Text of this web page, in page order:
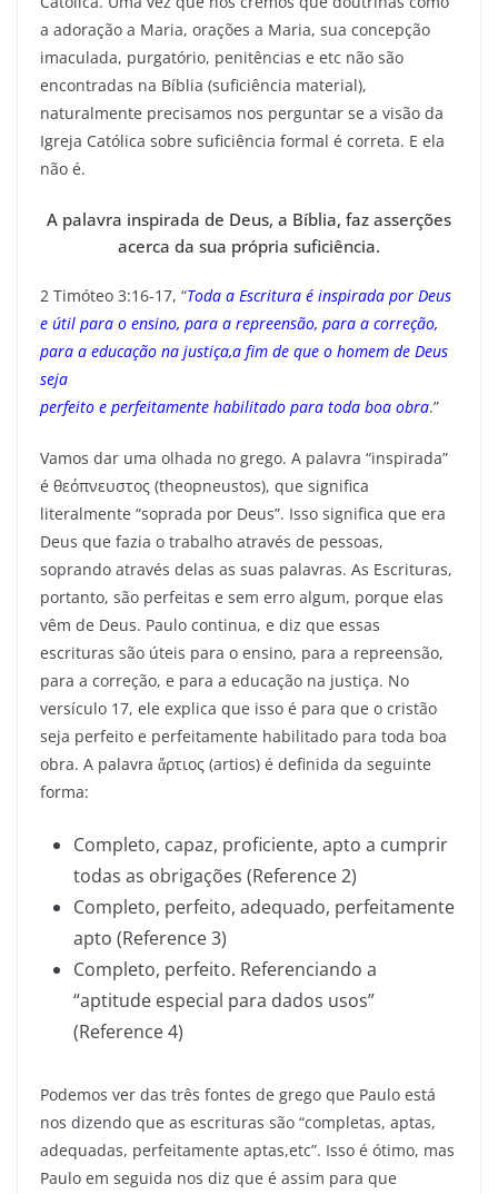
a adoração a Maria, orações a Maria, sua concepção
imaculada, purgatório, penitências e etc não são
encontradas na Bíblia (suficiência material),
naturalmente precisamos nos perguntar se a visão da
Igreja Católica sobre suficiência formal é correta. E ela
não é.
A palavra inspirada de Deus, a Bíblia, faz asserções
acerca da sua própria suficiência.
2 Timóteo 3:16-17, “Toda a Escritura é inspirada por Deus
e útil para o ensino, para a repreensão, para a correção,
para a educação na justiça,a fim de que o homem de Deus
seja
perfeito e perfeitamente habilitado para toda boa obra.”
Vamos dar uma olhada no grego. A palavra “inspirada”
é θεόπνευστος (theopneustos), que significa
literalmente “soprada por Deus”. Isso significa que era
Deus que fazia o trabalho através de pessoas,
soprando através delas as suas palavras. As Escrituras,
portanto, são perfeitas e sem erro algum, porque elas
vêm de Deus. Paulo continua, e diz que essas
escrituras são úteis para o ensino, para a repreensão,
para a correção, e para a educação na justiça. No
versículo 17, ele explica que isso é para que o cristão
seja perfeito e perfeitamente habilitado para toda boa
obra. A palavra ἄρτιος (artios) é definida da seguinte
forma:
Completo, capaz, proficiente, apto a cumprir
todas as obrigações (Reference 2)
Completo, perfeito, adequado, perfeitamente
apto (Reference 3)
Completo, perfeito. Referenciando a
“aptitude especial para dados usos”
(Reference 4)
Podemos ver das três fontes de grego que Paulo está
nos dizendo que as escrituras são “completas, aptas,
adequadas, perfeitamente aptas,etc”. Isso é ótimo, mas
Paulo em seguida nos diz que é assim para que